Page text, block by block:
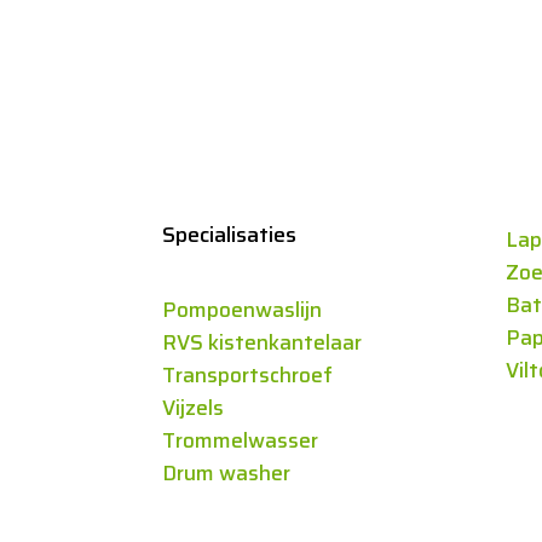
Specialisaties
Pompoenwaslijn
RVS kistenkantelaar
Transportschroef
Vijzels
Trommelwasser
Drum washer